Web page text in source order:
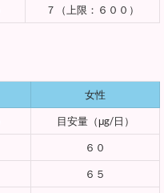
７（上限：６００）
女性
目安量（μg/日）
６０
６５